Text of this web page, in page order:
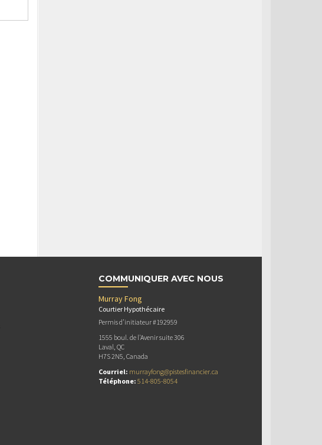
COMMUNIQUER AVEC NOUS
Murray Fong
Courtier Hypothécaire
Permis d’initiateur #192959
1555 boul. de l'Avenir suite 306
Laval, QC
H7S 2N5, Canada
Courriel: murrayfong@pistesfinancier.ca
Téléphone: 514-805-8054